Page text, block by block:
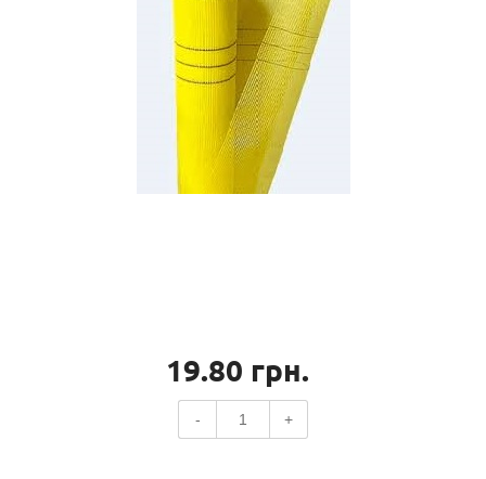
19.80 грн.
- +